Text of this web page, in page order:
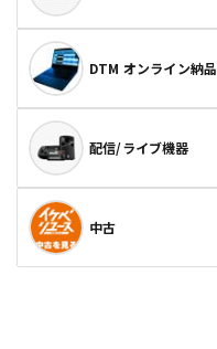
DTM オンライン納品
配信/ライブ機器
中古